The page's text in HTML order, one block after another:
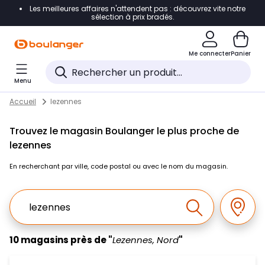
Accéder directement à la navigation
Accéder directement au pied de page
Accéder directement au chatbot
Les meilleures affaires n'attendent pas : découvrez vite notre
sélection à prix bradés.
Me connecterPanier
Menu
Skip to content
Return to Nav
Accueil lezennes
Trouvez le magasin Boulanger le plus proche de
lezennes
En recherchant par ville, code postal ou avec le nom du magasin.
Ville, Region, Code postal ou Ville & Pays
Effectuer la
10 magasins près de "Lezennes, Nord"